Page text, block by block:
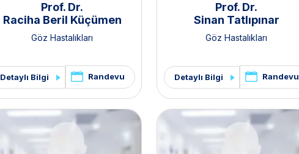
Prof. Dr.
Raciha Beril Küçümen
Göz Hastalıkları
Detaylı Bilgi Randevu
Prof. Dr.
Sinan Tatlıpınar
Göz Hastalıkları
Detaylı Bilgi Randevu